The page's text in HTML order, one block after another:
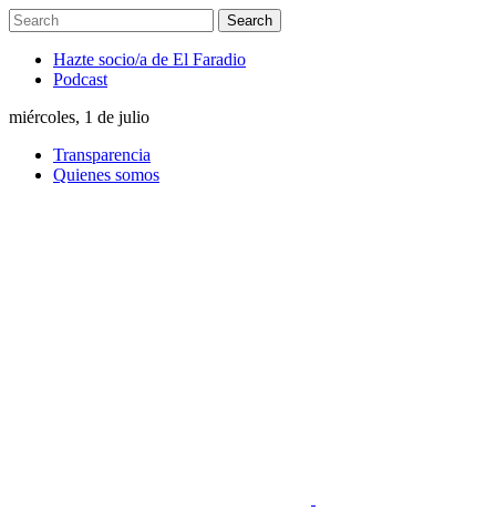
Hazte socio/a de El Faradio
Podcast
miércoles, 1 de julio
Transparencia
Quienes somos